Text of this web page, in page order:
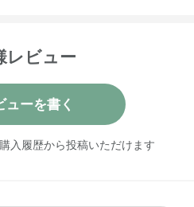
下記品番をお伝え下さい。
レビュー
ューを書く
入履歴から投稿いただけます